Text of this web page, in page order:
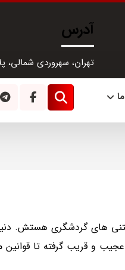
آدرس
تهران، سهروردی شمالی، پلاک 578، طبقه
های گردشگری هستش.
و قریب گرفته تا